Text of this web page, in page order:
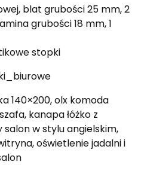
blat grubości 25 mm, 2
grubości 18 mm, 1
stopki
140×200, olx komoda
kanapa łóżko z
w stylu angielskim,
oświetlenie jadalni i